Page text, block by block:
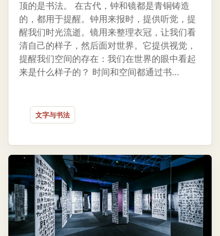
顶的是书法。 在古代，钟和镜都是青铜铸造
的，都用于提醒。钟用来报时，提供听觉，提
醒我们时光流逝。镜用来整理衣冠，让我们看
清自己的样子，然后面对世界。它提供视觉，
提醒我们空间的存在：我们在世界的眼中看起
来是什么样子的？ 时间和空间都通过书...
文字与书法